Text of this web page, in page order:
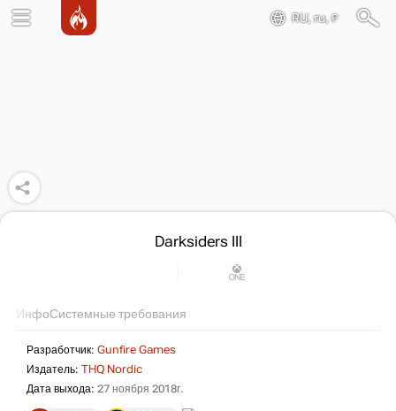
RU, ru, ₽
Darksiders III
ИнфоСистемные требования
Разработчик: Gunfire Games
Издатель: THQ Nordic
Дата выхода: 27 ноября 2018г.